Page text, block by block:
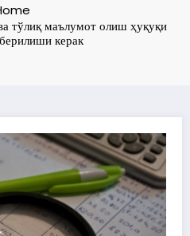
тўлиқ маълумот олиш ҳуқуқи
керак